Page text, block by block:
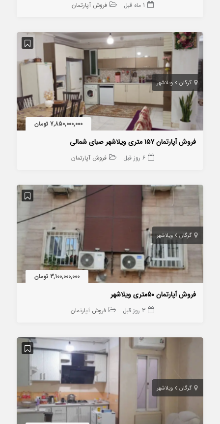
1 ماه قبل فروش آپارتمان
گرگان ویلاشهر
7,850,000,000 تومان
فروش آپارتمان ۱۵۷ متری ویلاشهر صبای شمالی
6 روز قبل فروش آپارتمان
گرگان ویلاشهر
3,100,000,000 تومان
فروش آپارتمان 50متری ویلاشهر
3 روز قبل فروش آپارتمان
گرگان ویلاشهر